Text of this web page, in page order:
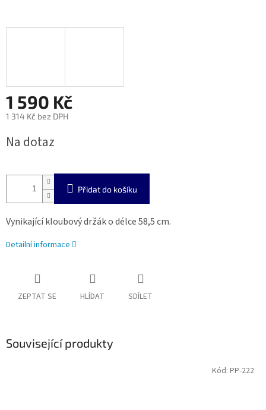
1 590 Kč
1 314 Kč bez DPH
cena:
Na dotaz
Přidat do košíku
Vynikající kloubový držák o délce 58,5 cm.
Detailní informace
ZEPTAT SE HLÍDAT SDÍLET
Související produkty
Kód: PP-222